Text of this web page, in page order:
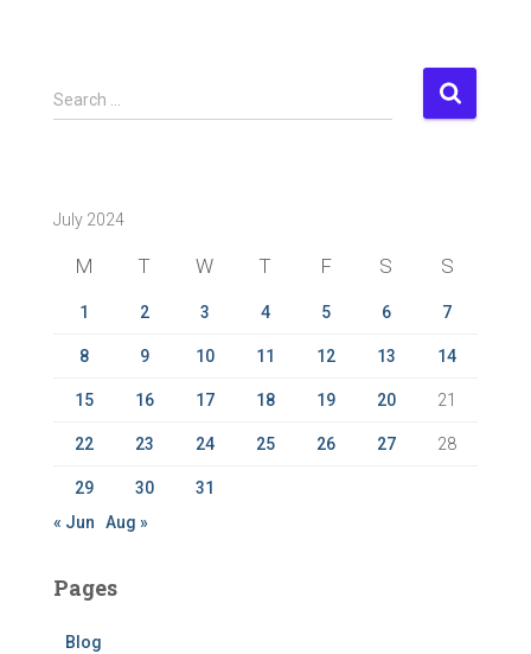
S
e
h
Search …
July 2024
M T W T F S S
1 2 3 4 5 6 7
8 9 10 11 12 13 14
15 16 17 18 19 20 21
22 23 24 25 26 27 28
29 30
31
« Jun
Aug »
Pages
Blog